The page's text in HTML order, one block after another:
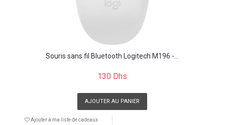
Souris sans fil Bluetooth Logitech M196 -...
130 Dhs
AJOUTER AU PANIER
Ajouter à ma liste de cadeaux